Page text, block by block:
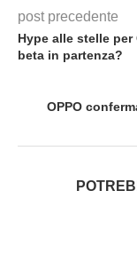
post precedente
Hype alle stelle per
beta in partenza?
OPPO